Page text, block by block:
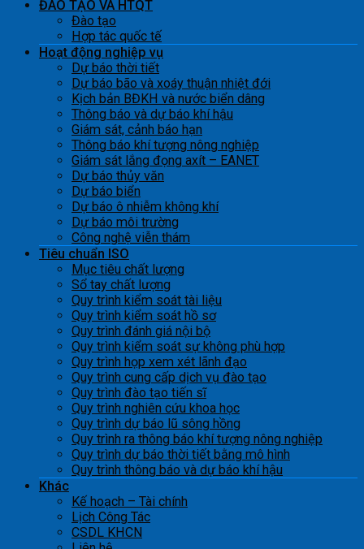
ĐÀO TẠO VÀ HTQT
Đào tạo
Hợp tác quốc tế
Hoạt động nghiệp vụ
Dự báo thời tiết
Dự báo bão và xoáy thuận nhiệt đới
Kịch bản BĐKH và nước biển dâng
Thông báo và dự báo khí hậu
Giám sát, cảnh báo hạn
Thông báo khí tượng nông nghiệp
Giám sát lắng đọng axít – EANET
Dự báo thủy văn
Dự báo biển
Dự báo ô nhiễm không khí
Dự báo môi trường
Công nghệ viễn thám
Tiêu chuẩn ISO
Mục tiêu chất lượng
Sổ tay chất lượng
Quy trình kiểm soát tài liệu
Quy trình kiểm soát hồ sơ
Quy trình đánh giá nội bộ
Quy trình kiểm soát sự không phù hợp
Quy trình họp xem xét lãnh đạo
Quy trình cung cấp dịch vụ đào tạo
Quy trình đào tạo tiến sĩ
Quy trình nghiên cứu khoa học
Quy trình dự báo lũ sông hồng
Quy trình ra thông báo khí tượng nông nghiệp
Quy trình dự báo thời tiết bằng mô hình
Quy trình thông báo và dự báo khí hậu
Khác
Kế hoạch – Tài chính
Lịch Công Tác
CSDL KHCN